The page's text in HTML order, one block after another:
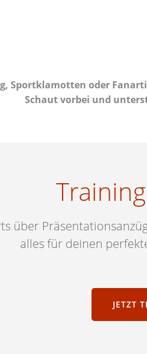
Sportklamotten oder
Schaut vorbei und
über
alles für deinen
JETZT